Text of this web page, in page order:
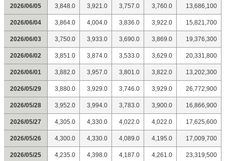
2026/06/05 3,848.0 3,921.0 3,757.0 3,760.0 13,686,100
2026/06/04 3,864.0 4,004.0 3,836.0 3,922.0 15,821,700
2026/06/03 3,750.0 3,933.0 3,690.0 3,869.0 19,376,300
2026/06/02 3,851.0 3,874.0 3,533.0 3,629.0 20,331,800
2026/06/01 3,882.0 3,957.0 3,801.0 3,822.0 13,202,300
2026/05/29 3,880.0 3,929.0 3,746.0 3,929.0 26,772,900
2026/05/28 3,952.0 3,994.0 3,783.0 3,900.0 16,866,900
2026/05/27 4,305.0 4,330.0 4,022.0 4,022.0 17,625,600
2026/05/26 4,300.0 4,330.0 4,089.0 4,195.0 17,009,700
2026/05/25 4,235.0 4,398.0 4,187.0 4,261.0 23,319,500